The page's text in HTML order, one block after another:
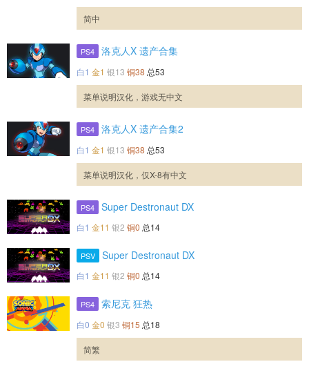
简中
PS4 洛克人X 遗产合集
白1 金1 银13 铜38 总53
菜单说明汉化，游戏无中文
PS4 洛克人X 遗产合集2
白1 金1 银13 铜38 总53
菜单说明汉化，仅X-8有中文
PS4 Super Destronaut DX
白1 金11 银2 铜0 总14
PSV Super Destronaut DX
白1 金11 银2 铜0 总14
PS4 索尼克 狂热
白0 金0 银3 铜15 总18
简繁